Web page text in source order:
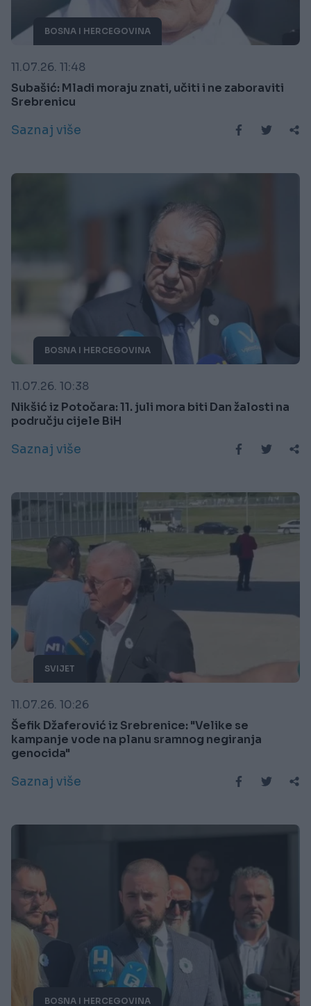
BOSNA I HERCEGOVINA
11.07.26. 11:48
Subašić: Mladi moraju znati, učiti i ne zaboraviti
Srebrenicu
Saznaj više
BOSNA I HERCEGOVINA
11.07.26. 10:38
Nikšić iz Potočara: 11. juli mora biti Dan žalosti na
području cijele BiH
Saznaj više
SVIJET
11.07.26. 10:26
Šefik Džaferović iz Srebrenice: "Velike se
kampanje vode na planu sramnog negiranja
genocida"
Saznaj više
BOSNA I HERCEGOVINA